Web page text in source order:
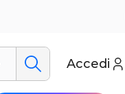
Accedi